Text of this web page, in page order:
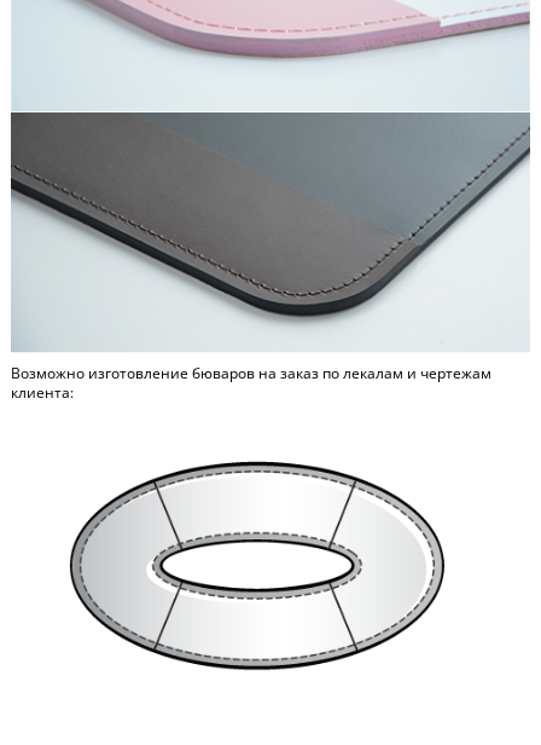
Возможно изготовление бюваров на заказ по лекалам и чертежам
клиента: